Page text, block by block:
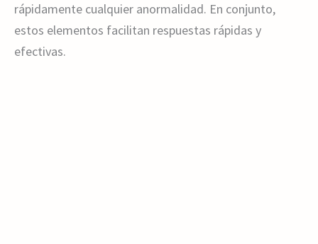
rápidamente cualquier anormalidad. En conjunto,
estos elementos facilitan respuestas rápidas y
efectivas.